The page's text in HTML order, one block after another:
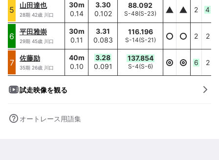
5 山田達也
30m/ 0.14
6 平田雅崇
30m/ 0.11
7 佐藤励
40m/ 0.10
5 山田達也
28期 42歳 川口
30m
0.14
3.30
0.102
88.092
S-48(S-23) 2 4
6 平田雅崇
29期 45歳 川口
30m
0.11
3.31
0.083
116.196
S-14(S-21) 2 2
7 佐藤励
35期 26歳 川口
40m
0.10
3.28
0.091
137.854
S-4(S-6) 6 2
試走映像を観る
オートレース用語集